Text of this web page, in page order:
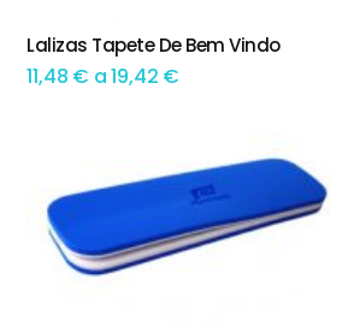
TEM OPÇÕES
Lalizas Tapete De Bem Vindo
11,48 € a19,42 €
through
19,42 €